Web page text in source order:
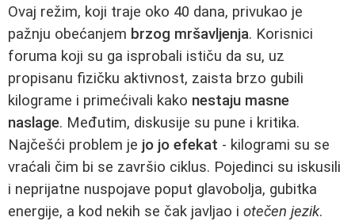
Ovaj režim, koji traje oko 40 dana, privukao je
pažnju obećanjem brzog mršavljenja. Korisnici
foruma koji su ga isprobali ističu da su, uz
propisanu fizičku aktivnost, zaista brzo gubili
kilograme i primećivali kako nestaju masne
naslage. Međutim, diskusije su pune i kritika.
Najčešći problem je jo jo efekat - kilogrami su se
vraćali čim bi se završio ciklus. Pojedinci su iskusili
i neprijatne nuspojave poput glavobolja, gubitka
energije, a kod nekih se čak javljao i otečen jezik.